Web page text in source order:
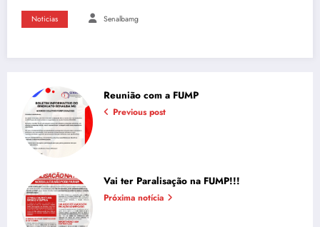
Noticias Senalbamg
Reunião com a FUMP
Previous post
Vai ter Paralisação na FUMP!!!
Próxima notícia